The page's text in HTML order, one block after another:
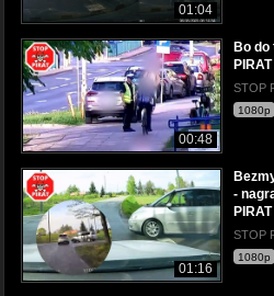
01:04
00:48
Bo do
PIRAT
STOP
1080p
01:16
-
PIRAT
STOP
1080p